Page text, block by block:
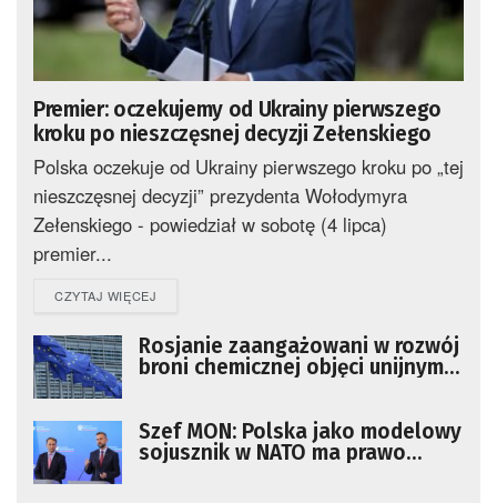
Premier: oczekujemy od Ukrainy pierwszego
kroku po nieszczęsnej decyzji Zełenskiego
Polska oczekuje od Ukrainy pierwszego kroku po „tej
nieszczęsnej decyzji” prezydenta Wołodymyra
Zełenskiego - powiedział w sobotę (4 lipca)
premier...
CZYTAJ WIĘCEJ
Rosjanie zaangażowani w rozwój
broni chemicznej objęci unijnymi
Szef MON: Polska jako modelowy
sojusznik w NATO ma prawo